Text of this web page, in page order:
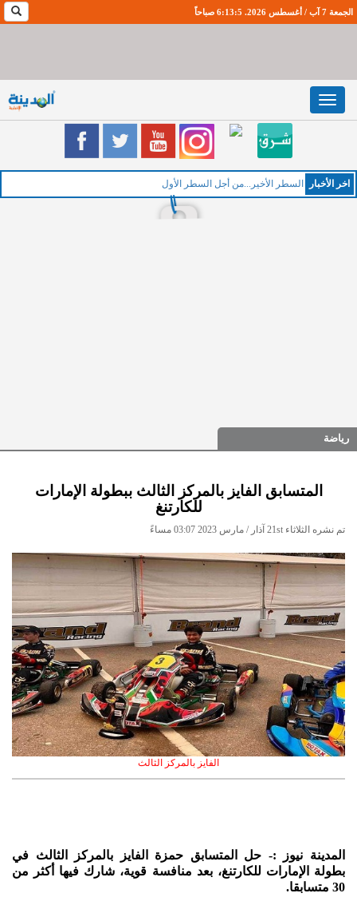
الجمعة 7 آب / أغسطس 2026. 6:13:6 صباحاً
Toggle
navigation
اخر اﻷخبار
رياضة
المتسابق الفايز بالمركز الثالث ببطولة الإمارات
للكارتنغ
تم نشره الثلاثاء 21st آذار / مارس 2023 03:07 مساءً
الفايز بالمركز الثالث
المدينة نيوز :- حل المتسابق حمزة الفايز بالمركز الثالث في
بطولة الإمارات للكارتنغ، بعد منافسة قوية، شارك فيها أكثر من
30 متسابقا.